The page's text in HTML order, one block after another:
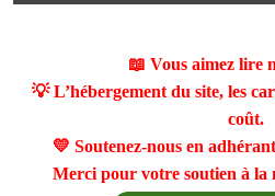
📖 Vous aimez lire
💡 L’hébergement du site, les
coût.
💛 Soutenez-nous en
Merci pour votre soutien à la